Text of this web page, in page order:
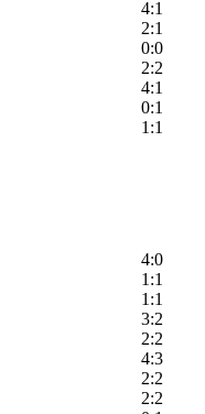
4:1
2:1
0:0
2:2
4:1
0:1
1:1
4:0
1:1
1:1
3:2
2:2
4:3
2:2
2:2